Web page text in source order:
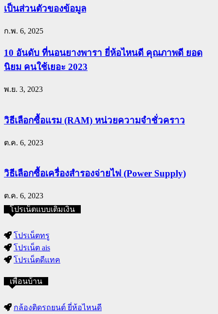
เป็นส่วนตัวของข้อมูล
ก.พ. 6, 2025
10 อันดับ ที่นอนยางพารา ยี่ห้อไหนดี คุณภาพดี ยอด
นิยม คนใช้เยอะ 2023
พ.ย. 3, 2023
วิธีเลือกซื้อแรม (RAM) หน่วยความจำชั่วคราว
ต.ค. 6, 2023
วิธีเลือกซื้อเครื่องสำรองจ่ายไฟ (Power Supply)
ต.ค. 6, 2023
โปรเน็ตแบบเติมเงิน
โปรเน็ตทรู
โปรเน็ต ais
โปรเน็ตดีแทค
เพื่อนบ้าน
กล้องติดรถยนต์ ยี่ห้อไหนดี